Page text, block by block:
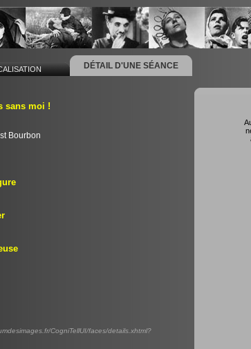
DÉTAIL D'UNE SÉANCE
sans moi !
Bourbon
CogniTellUI/faces/details.xhtml?